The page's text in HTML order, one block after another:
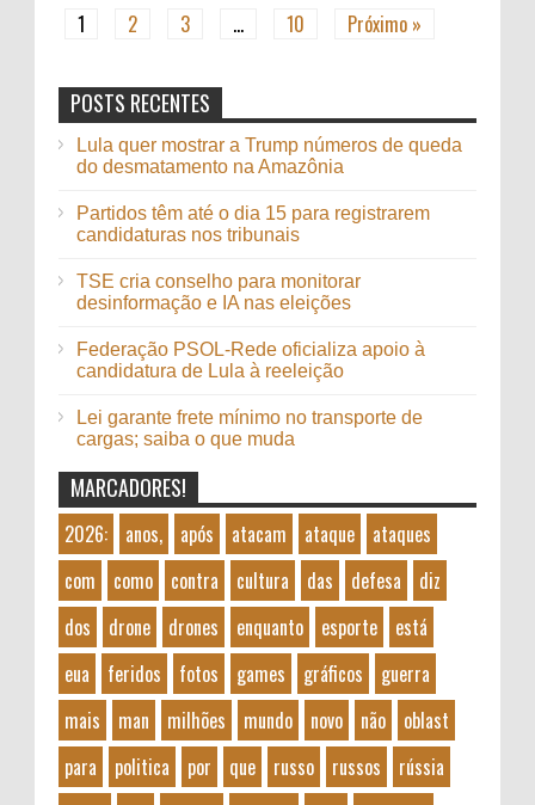
1 2 3 … 10 Próximo »
POSTS RECENTES
Lula quer mostrar a Trump números de queda
do desmatamento na Amazônia
Partidos têm até o dia 15 para registrarem
candidaturas nos tribunais
TSE cria conselho para monitorar
desinformação e IA nas eleições
Federação PSOL-Rede oficializa apoio à
candidatura de Lula à reeleição
Lei garante frete mínimo no transporte de
cargas; saiba o que muda
MARCADORES!
2026: anos, após atacam ataque
ataques
com
como contra cultura das defesa
diz
dos
drone drones enquanto esporte
está
eua
feridos fotos games gráficos
guerra
mais
man milhões mundo novo não
oblast
para
politica por que russo russos
rússia